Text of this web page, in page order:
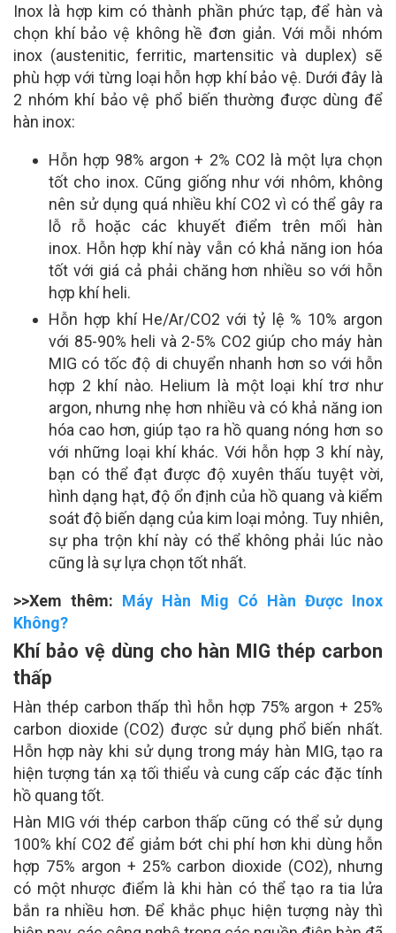
Inox là hợp kim có thành phần phức tạp, để hàn và
chọn khí bảo vệ không hề đơn giản. Với mỗi nhóm
inox (austenitic, ferritic, martensitic và duplex) sẽ
phù hợp với từng loại hỗn hợp khí bảo vệ. Dưới đây là
2 nhóm khí bảo vệ phổ biến thường được dùng để
hàn inox:
Hỗn hợp 98% argon + 2% CO2 là một lựa chọn
tốt cho inox. Cũng giống như với nhôm, không
nên sử dụng quá nhiều khí CO2 vì có thể gây ra
lỗ rỗ hoặc các khuyết điểm trên mối hàn
inox. Hỗn hợp khí này vẫn có khả năng ion hóa
tốt với giá cả phải chăng hơn nhiều so với hỗn
hợp khí heli.
Hỗn hợp khí He/Ar/CO2 với tỷ lệ % 10% argon
với 85-90% heli và 2-5% CO2 giúp cho máy hàn
MIG có tốc độ di chuyển nhanh hơn so với hỗn
hợp 2 khí nào. Helium là một loại khí trơ như
argon, nhưng nhẹ hơn nhiều và có khả năng ion
hóa cao hơn, giúp tạo ra hồ quang nóng hơn so
với những loại khí khác. Với hỗn hợp 3 khí này,
bạn có thể đạt được độ xuyên thấu tuyệt vời,
hình dạng hạt, độ ổn định của hồ quang và kiểm
soát độ biến dạng của kim loại mỏng. Tuy nhiên,
sự pha trộn khí này có thể không phải lúc nào
cũng là sự lựa chọn tốt nhất.
>>Xem thêm: Máy Hàn Mig Có Hàn Được Inox
Không?
Khí bảo vệ dùng cho hàn MIG thép carbon
thấp
Hàn thép carbon thấp thì hỗn hợp 75% argon + 25%
carbon dioxide (CO2) được sử dụng phổ biến nhất.
Hỗn hợp này khi sử dụng trong máy hàn MIG, tạo ra
hiện tượng tán xạ tối thiểu và cung cấp các đặc tính
hồ quang tốt.
Hàn MIG với thép carbon thấp cũng có thể sử dụng
100% khí CO2 để giảm bớt chi phí hơn khi dùng hỗn
hợp 75% argon + 25% carbon dioxide (CO2), nhưng
có một nhược điểm là khi hàn có thể tạo ra tia lửa
bắn ra nhiều hơn. Để khắc phục hiện tượng này thì